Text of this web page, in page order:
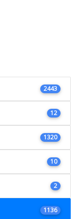
2443
12
1320
10
2
1136